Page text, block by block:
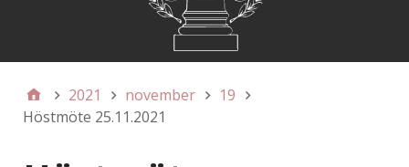
2021 november
19
Höstmöte 25.11.2021